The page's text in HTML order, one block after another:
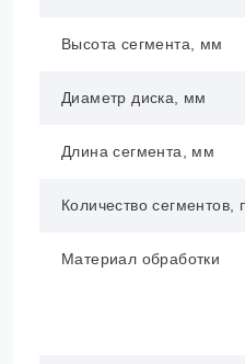
Высота сегмента, мм
Диаметр диска, мм
Длина сегмента, мм
Количество сегментов,
Материал обработки